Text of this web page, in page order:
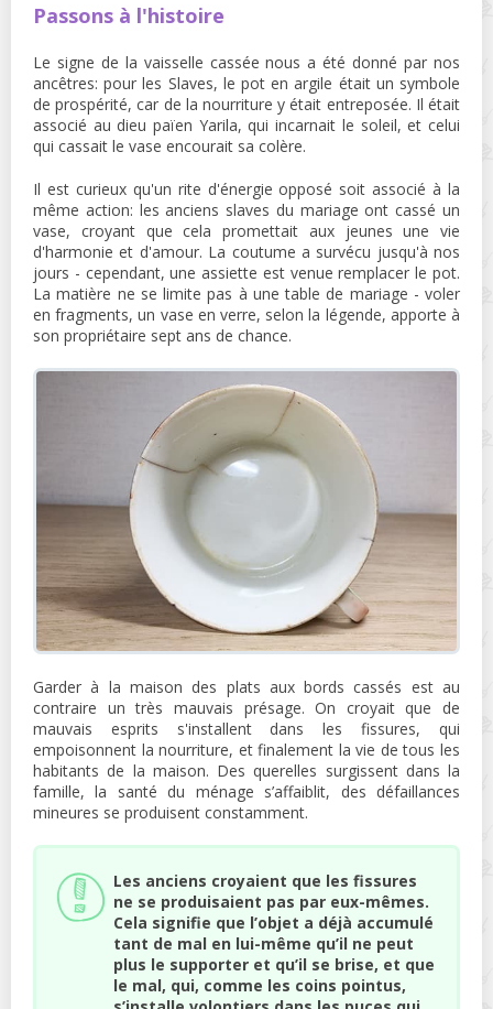
Passons à l'histoire
Le signe de la vaisselle cassée nous a été donné par nos
ancêtres: pour les Slaves, le pot en argile était un symbole
de prospérité, car de la nourriture y était entreposée. Il était
associé au dieu païen Yarila, qui incarnait le soleil, et celui
qui cassait le vase encourait sa colère.
Il est curieux qu'un rite d'énergie opposé soit associé à la
même action: les anciens slaves du mariage ont cassé un
vase, croyant que cela promettait aux jeunes une vie
d'harmonie et d'amour. La coutume a survécu jusqu'à nos
jours - cependant, une assiette est venue remplacer le pot.
La matière ne se limite pas à une table de mariage - voler
en fragments, un vase en verre, selon la légende, apporte à
son propriétaire sept ans de chance.
Garder à la maison des plats aux bords cassés est au
contraire un très mauvais présage. On croyait que de
mauvais esprits s'installent dans les fissures, qui
empoisonnent la nourriture, et finalement la vie de tous les
habitants de la maison. Des querelles surgissent dans la
famille, la santé du ménage s’affaiblit, des défaillances
mineures se produisent constamment.
Les anciens croyaient que les fissures
ne se produisaient pas par eux-mêmes.
Cela signifie que l’objet a déjà accumulé
tant de mal en lui-même qu’il ne peut
plus le supporter et qu’il se brise, et que
le mal, qui, comme les coins pointus,